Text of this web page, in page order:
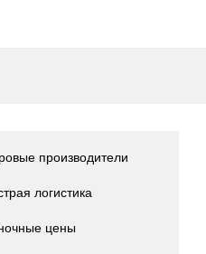
производители
логистика
цены